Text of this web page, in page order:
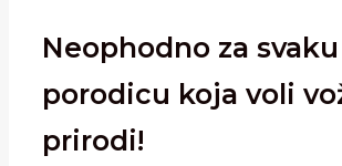
Neophodno za svaku
porodicu koja voli
prirodi!